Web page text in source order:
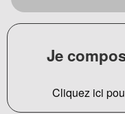
Je
Cliquez ici